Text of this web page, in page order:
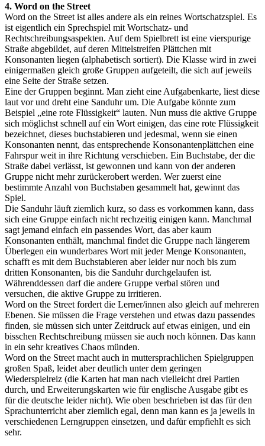
4. Word on the Street
Word on the Street ist alles andere als ein reines Wortschatzspiel. Es
ist eigentlich ein Sprechspiel mit Wortschatz- und
Rechtschreibungsaspekten. Auf dem Spielbrett ist eine vierspurige
Straße abgebildet, auf deren Mittelstreifen Plättchen mit
Konsonanten liegen (alphabetisch sortiert). Die Klasse wird in zwei
einigermaßen gleich große Gruppen aufgeteilt, die sich auf jeweils
eine Seite der Straße setzen.
Eine der Gruppen beginnt. Man zieht eine Aufgabenkarte, liest diese
laut vor und dreht eine Sanduhr um. Die Aufgabe könnte zum
Beispiel „eine rote Flüssigkeit“ lauten. Nun muss die aktive Gruppe
sich möglichst schnell auf ein Wort einigen, das eine rote Flüssigkeit
bezeichnet, dieses buchstabieren und jedesmal, wenn sie einen
Konsonanten nennt, das entsprechende Konsonantenplättchen eine
Fahrspur weit in ihre Richtung verschieben. Ein Buchstabe, der die
Straße dabei verlässt, ist gewonnen und kann von der anderen
Gruppe nicht mehr zurückerobert werden. Wer zuerst eine
bestimmte Anzahl von Buchstaben gesammelt hat, gewinnt das
Spiel.
Die Sanduhr läuft ziemlich kurz, so dass es vorkommen kann, dass
sich eine Gruppe einfach nicht rechzeitig einigen kann. Manchmal
sagt jemand einfach ein passendes Wort, das aber kaum
Konsonanten enthält, manchmal findet die Gruppe nach längerem
Überlegen ein wunderbares Wort mit jeder Menge Konsonanten,
schafft es mit dem Buchstabieren aber leider nur noch bis zum
dritten Konsonanten, bis die Sanduhr durchgelaufen ist.
Währenddessen darf die andere Gruppe verbal stören und
versuchen, die aktive Gruppe zu irritieren.
Word on the Street fordert die Lerner/innen also gleich auf mehreren
Ebenen. Sie müssen die Frage verstehen und etwas dazu passendes
finden, sie müssen sich unter Zeitdruck auf etwas einigen, und ein
bisschen Rechtschreibung müssen sie auch noch können. Das kann
in ein sehr kreatives Chaos münden.
Word on the Street macht auch in muttersprachlichen Spielgruppen
großen Spaß, leidet aber deutlich unter dem geringen
Wiederspielreiz (die Karten hat man nach vielleicht drei Partien
durch, und Erweiterungskarten wie für englische Ausgabe gibt es
für die deutsche leider nicht). Wie oben beschrieben ist das für den
Sprachunterricht aber ziemlich egal, denn man kann es ja jeweils in
verschiedenen Lerngruppen einsetzen, und dafür empfiehlt es sich
sehr.